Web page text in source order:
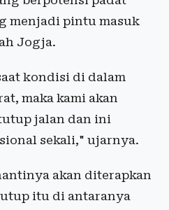
menjadi pintu masuk
Jogja.
kondisi di dalam
maka kami akan
jalan dan ini
sekali," ujarnya.
akan diterapkan
itu di antaranya